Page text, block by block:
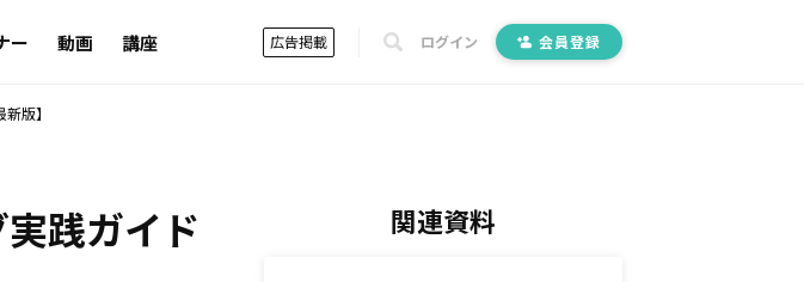
ー 動画 講座 広告掲載 ログイン 会員登録
版】
践ガイド
関連資料